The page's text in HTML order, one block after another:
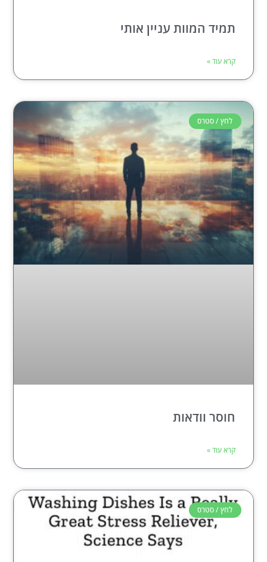
תמיד המוות עניין אותי
קרא עוד »
לחץ / סטרס
חוסר וודאות
קרא עוד »
לחץ / סטרס